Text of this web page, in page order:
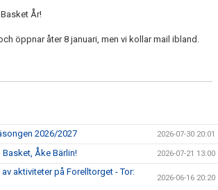
År!
öppnar åter 8 januari, men vi kollar mail ibland.
2026/2027 2026-07-30 20:01
Åke Bärlin! 2026-07-21 13:00
aktiviteter på Forelltorget - Tor:
2026-06-16 20:20